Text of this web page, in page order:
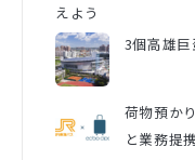
えよう
3個高雄
荷物預か
と業務提